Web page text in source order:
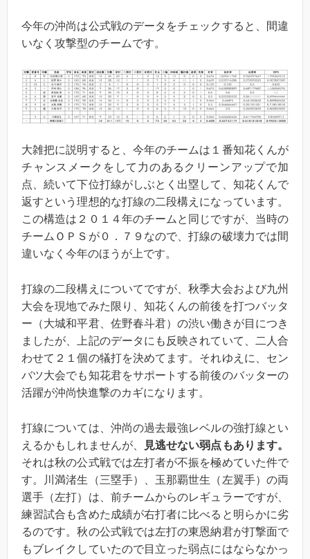
今年の沖尚は公式戦のデータをチェックすると、間違
いなく攻撃型のチームです。
大雑把に説明すると、今年のチームは１番知花くんが
チャンスメークをして力のあるクリーンアップで加
点、続いて下位打線がしぶとく出塁して、知花くんで
返すという理想的な打線の二段構えになっています。
この構造は２０１４年のチームと同じですが、当時の
チームＯＰＳが０．７９なので、打線の破壊力では間
違いなく今年のほうが上です。
打線の二段構えについてですが、秋季大会および九州
大会を現地でみた限り、知花くんの前後を打つバッタ
ー（大城和平君、佐野春斗君）の渋い働きが目につき
ましたが、上記のデータにも反映されていて、二人合
わせて２１個の犠打を決めてます。それゆえに、セン
バツ大会でも知花君をサポートする前後のバッターの
活躍が沖尚快進撃のカギになります。
打線については、沖尚の過去最強レベルの強打線とい
えるかもしれませんが、
見逃せない弱点もあります。
それは秋の公式戦では左打者が不振を極めていた件で
す。川満渚生（三塁手）、玉那覇世生（左翼手）の両
選手（左打）は、前チームからのレギュラーですが、
練習試合も含めた成績が右打者に比べると明らかに劣
るのです。秋の公式戦では左打の東恩納君が打撃面で
もブレイクしていたので目立った弱点にはならなかっ